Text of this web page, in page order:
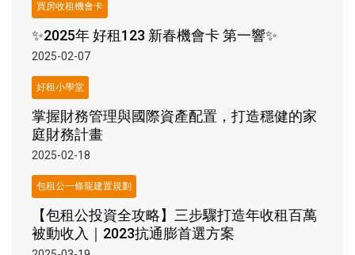
買房收租機會卡
✨2025年 好租123 新春機會卡 第一響✨
2025-02-07
好租小學堂
掌握財務管理與國際資產配置，打造穩健的家
庭財務計畫
2025-02-18
包租公一條龍建置規劃
【包租公投資全攻略】三步驟打造年收租百萬
被動收入｜2023抗通膨首選方案